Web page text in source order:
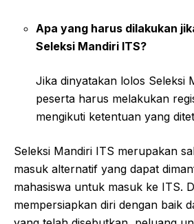
Apa yang harus dilakukan
Seleksi Mandiri ITS?
Jika dinyatakan lolos Seleksi
peserta harus melakukan
mengikuti ketentuan yang
Seleksi Mandiri ITS merupakan
masuk alternatif yang dapat
mahasiswa untuk masuk ke ITS.
mempersiapkan diri dengan baik